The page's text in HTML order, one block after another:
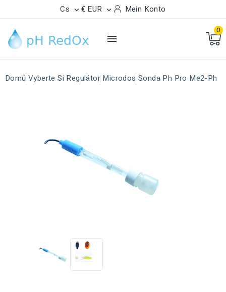
Cs  € EUR  Mein Konto

0
Domů Vyberte Si Regulátor Microdos Sonda Ph Pro Me2-Ph